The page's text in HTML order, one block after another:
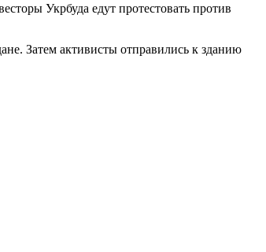
Укрбуда едут протестовать против
Затем активисты отправились к зданию